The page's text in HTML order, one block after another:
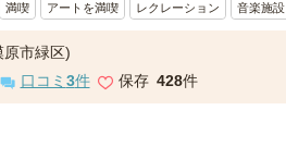
満喫 アートを満喫 レクレーション 音楽施設
原市緑区)
口コミ 3件 保存 428件